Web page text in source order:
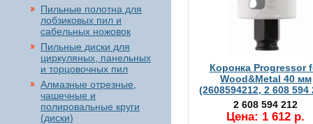
Пильные полотна для
лобзиковых пил и
сабельных ножовок
Пильные диски для
циркуляных, панельных
и торцовочных пил
Алмазные отрезные,
чашечные и
полировальные круги
(диски)
Коронка Progressor
Wood&Metal 40 мм
(2608594212, 2 608 594
2 608 594 212
Цена: 1 612 р.